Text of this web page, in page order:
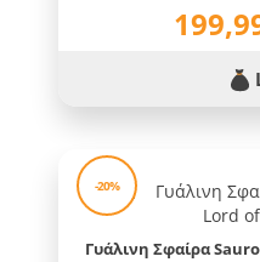
-20%
Γυάλινη Σφαίρα